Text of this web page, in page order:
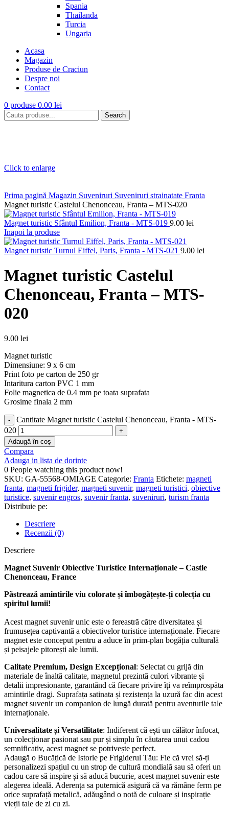
Spania
Thailanda
Turcia
Ungaria
Acasa
Magazin
Produse de Craciun
Despre noi
Contact
0 produse 0.00 lei
Search
Click to enlarge
Prima pagină Magazin Suveniruri Suveniruri strainatate Franta
Magnet turistic Castelul Chenonceau, Franta – MTS-020
Magnet turistic Sfântul Emilion, Franta - MTS-019 9.00 lei
Inapoi la produse
Magnet turistic Turnul Eiffel, Paris, Franta - MTS-021 9.00 lei
Magnet turistic Castelul
Chenonceau, Franta – MTS-
020
9.00 lei
Magnet turistic
Dimensiune: 9 x 6 cm
Print foto pe carton de 250 gr
Intaritura carton PVC 1 mm
Folie magnetica de 0.4 mm pe toata suprafata
Grosime finala 2 mm
Cantitate Magnet turistic Castelul Chenonceau, Franta - MTS-
020
Adaugă în coș
Compara
Adauga in lista de dorinte
0 People watching this product now!
SKU: GA-55568-OMIAGE Categorie: Franta Etichete: magneti
franta, magneti frigider, magneti suvenir, magneti turistici, obiective
turistice, suvenir engros, suvenir franta, suveniruri, turism franta
Distribuie pe:
Descriere
Recenzii (0)
Descriere
Magnet Suvenir Obiective Turistice Internaționale – Castle
Chenonceau, France
Păstrează amintirile viu colorate și îmbogățește-ți colecția cu
spiritul lumii!
Acest magnet suvenir unic este o fereastră către diversitatea și
frumusețea captivantă a obiectivelor turistice internaționale. Fiecare
magnet este conceput pentru a aduce în prim-plan bogăția culturală
și peisajele pitorești ale lumii.
Calitate Premium, Design Excepțional: Selectat cu grijă din
materiale de înaltă calitate, magnetul prezintă culori vibrante și
detalii impresionante, garantând că fiecare privire îți va reîmprospăta
amintirile dragi. Suprafața satinata și rezistența la uzură fac din acest
magnet suvenir un companion de lungă durată pentru aventurile tale
internaționale.
Universalitate și Versatilitate: Indiferent că ești un călător înfocat,
un colecționar pasionat sau pur și simplu în căutarea unui cadou
semnificativ, acest magnet se potrivește perfect.
Adaugă o Bucățică de Istorie pe Frigiderul Tău: Fie că vrei să-ți
personalizezi spațiul cu un strop de cultură mondială sau să oferi un
cadou care să inspire și să aducă bucurie, acest magnet suvenir este
alegerea ideală. Aderența sa puternică asigură că va rămâne ferm pe
orice suprafață metalică, adăugând o notă de culoare și inspirație
vieții tale de zi cu zi.